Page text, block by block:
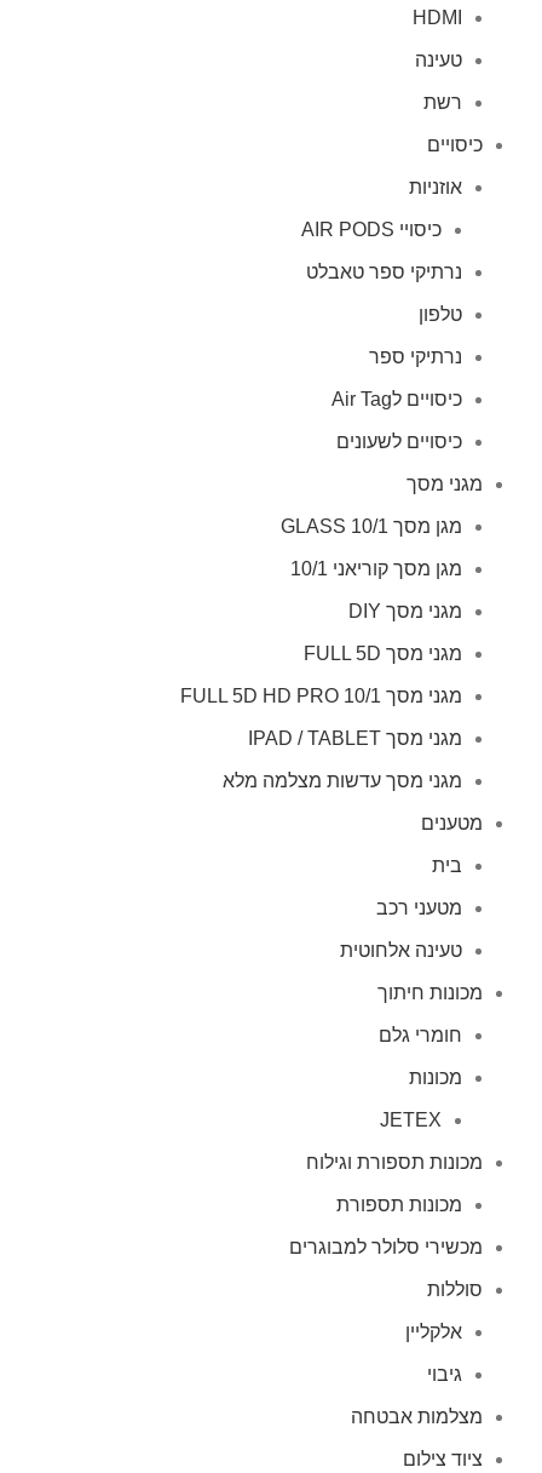
HDMI
טעינה
רשת
כיסויים
אוזניות
כיסויי AIR PODS
נרתיקי ספר טאבלט
טלפון
נרתיקי ספר
כיסויים לAir Tag
כיסויים לשעונים
מגני מסך
מגן מסך GLASS 10/1
מגן מסך קוריאני 10/1
מגני מסך DIY
מגני מסך FULL 5D
מגני מסך FULL 5D HD PRO 10/1
מגני מסך IPAD / TABLET
מגני מסך עדשות מצלמה מלא
מטענים
בית
מטעני רכב
טעינה אלחוטית
מכונות חיתוך
חומרי גלם
מכונות
JETEX
מכונות תספורת וגילוח
מכונות תספורת
מכשירי סלולר למבוגרים
סוללות
אלקליין
גיבוי
מצלמות אבטחה
ציוד צילום